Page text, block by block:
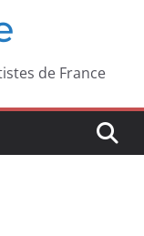
de France